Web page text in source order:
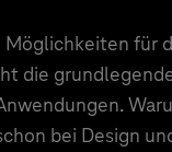
für
die
bei Design